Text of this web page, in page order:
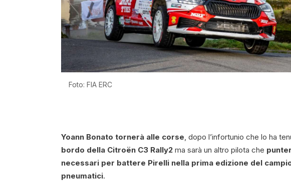
Foto: FIA ERC
Yoann Bonato tornerà alle corse , dopo l’infortunio che lo ha
bordo della Citroën C3 Rally2 ma sarà un altro pilota che
necessari per battere Pirelli nella prima edizione del
pneumatici.